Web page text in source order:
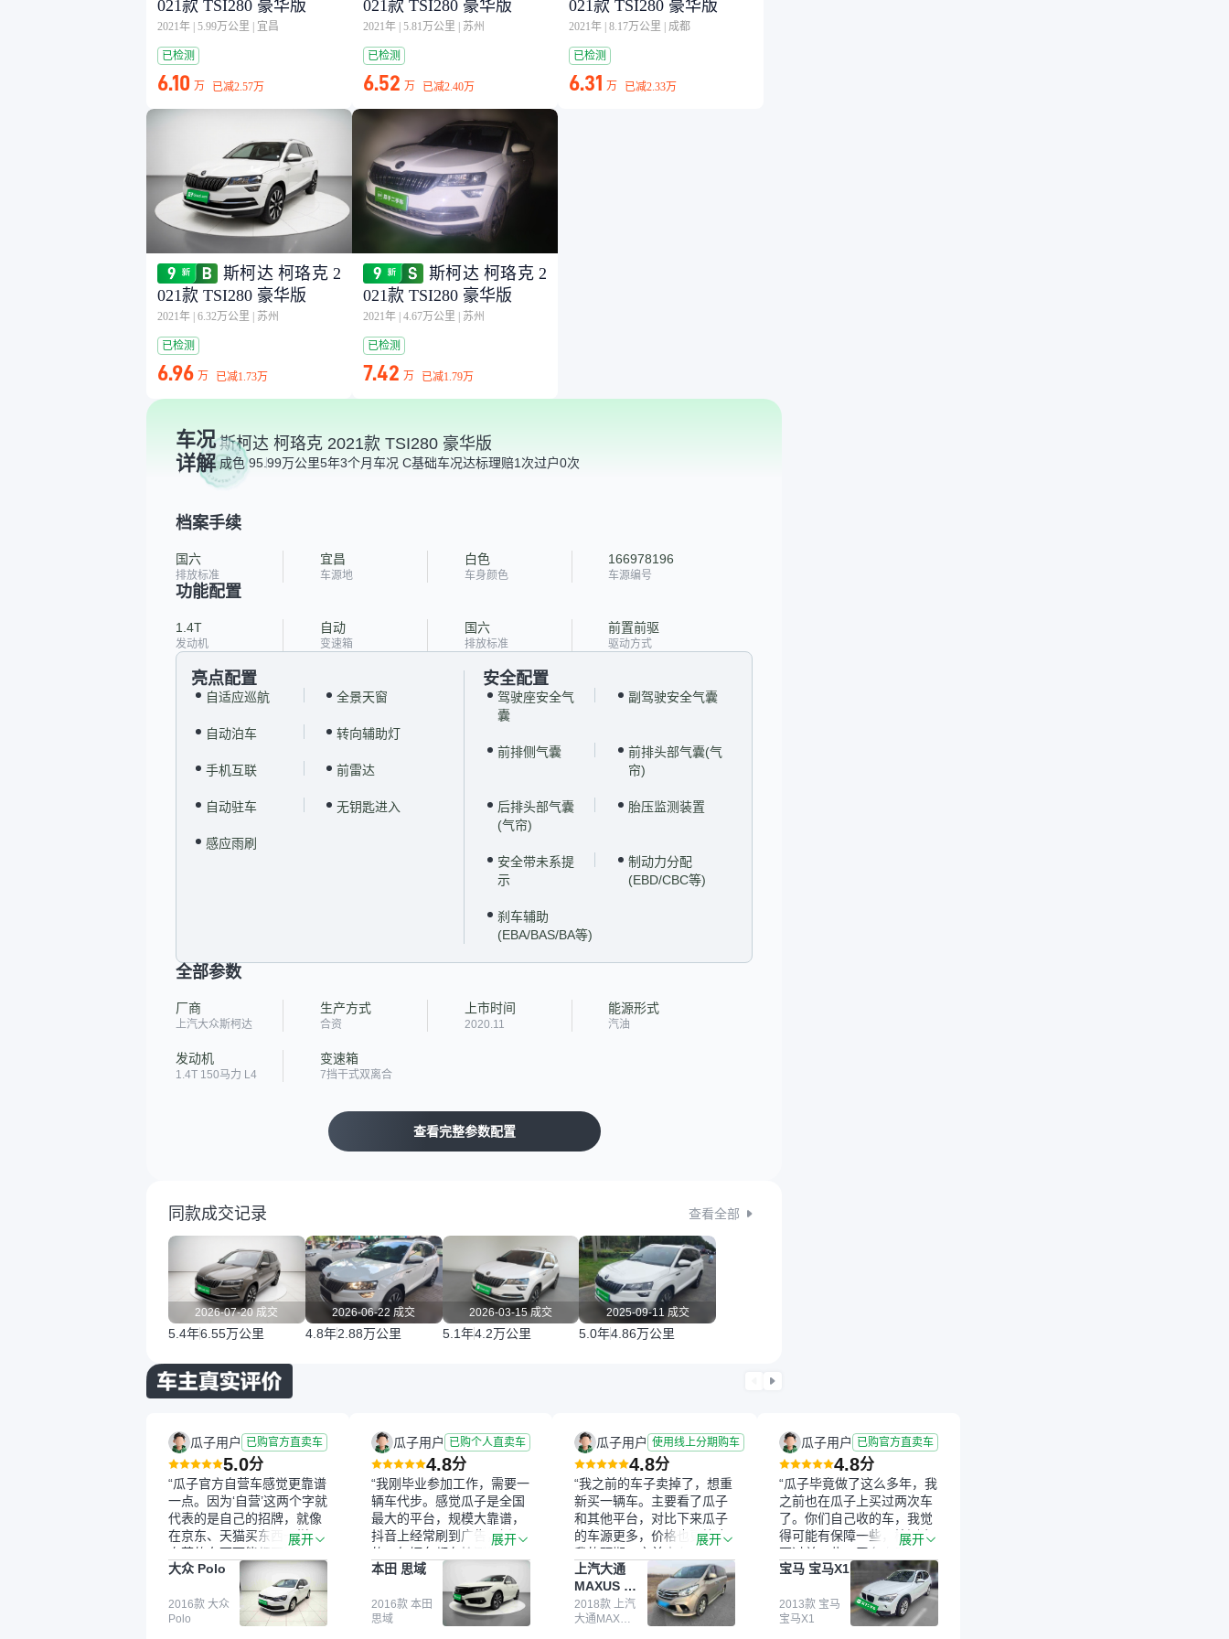
021款 TSI280 豪华版
2021年 5.99万公里 宜昌
已检测
6.10 万 已减2.57万
021款 TSI280 豪华版
2021年 5.81万公里 苏州
已检测
6.52 万 已减2.40万
021款 TSI280 豪华版
2021年 8.17万公里 成都
已检测
6.31 万 已减2.33万
斯柯达 柯珞克 2
021款 TSI280 豪华版
2021年 6.32万公里 苏州
已检测
6.96 万 已减1.73万
斯柯达 柯珞克 2
021款 TSI280 豪华版
2021年 4.67万公里 苏州
已检测
7.42 万 已减1.79万
车况
详解
斯柯达 柯珞克 2021款 TSI280 豪华版
成色 95.99万公里5年3个月车况 C基础车况达标理赔1次过户0次
档案手续
国六
排放标准
宜昌
车源地
白色
车身颜色
166978196
车源编号
功能配置
1.4T
发动机
自动
变速箱
国六
排放标准
前置前驱
驱动方式
亮点配置
自适应巡航 全景天窗
自动泊车 转向辅助灯
手机互联 前雷达
自动驻车 无钥匙进入
感应雨刷
安全配置
驾驶座安全气
囊
副驾驶安全气囊
前排侧气囊
前排头部气囊(气
帘)
后排头部气囊
(气帘)
胎压监测装置
安全带未系提
示
制动力分配
(EBD/CBC等)
刹车辅助
(EBA/BAS/BA等)
全部参数
厂商
上汽大众斯柯达
生产方式
合资
上市时间
2020.11
能源形式
汽油
发动机
1.4T 150马力 L4
变速箱
7挡干式双离合
查看完整参数配置
同款成交记录 查看全部
2026-07-20 成交
5.4年6.55万公里
2026-06-22 成交
4.8年2.88万公里
2026-03-15 成交
5.1年4.2万公里
2025-09-11 成交
5.0年4.86万公里
瓜子用户 已购官方直卖车
5.0分
“瓜子官方自营车感觉更靠谱
一点。因为‘自营’这两个字就
代表的是自己的招牌，就像
在京东、天猫买东西一样，
自营的东西可能都要好一
点。就是这种刻板印象吧。
一开始买二手车的时候，我
确实有担心过事故车、泡水
车这些问题。瓜子的检测报
展开
大众 Polo
2016款 大众
Polo
瓜子用户 已购个人直卖车
4.8分
“我刚毕业参加工作，需要一
辆车代步。感觉瓜子是全国
最大的平台，规模大靠谱，
抖音上经常刷到广告，挺火
的。每辆车都有检测报告，
这个让我很放心。去外面买
车全凭卖家一张嘴，不敢
买。我买了本田思域，白
色，过户次数少，公里数符
展开
本田 思域
2016款 本田
思域
瓜子用户 使用线上分期购车
4.8分
“我之前的车子卖掉了，想重
新买一辆车。主要看了瓜子
和其他平台，对比下来瓜子
的车源更多，价格也更符合
我的预期。之前卖车来过瓜
子，虽然价格没谈成，但
APP一直留着。瓜子毕竟是
大平台，整体印象还好。我
最终买了一台上汽大通，18
展开
上汽大通
MAXUS 大
通G10
2018款 上汽
大通MAXUS
瓜子用户 已购官方直卖车
4.8分
“瓜子毕竟做了这么多年，我
之前也在瓜子上买过两次车
了。你们自己收的车，我觉
得可能有保障一些，检测会
更过关一些。平台自己收上
来再卖的车，应该更可靠。
我买的是宝马X1，主要看中
它的价格和公里数比较合
适。另外，瓜子承诺无火
展开
宝马 宝马X1
2013款 宝马
宝马X1